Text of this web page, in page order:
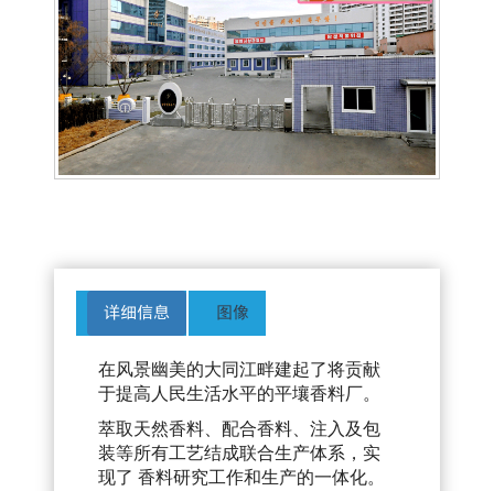
详细信息 图像
在风景幽美的大同江畔建起了将贡献
于提高人民生活水平的平壤香料厂。
萃取天然香料、配合香料、注入及包
装等所有工艺结成联合生产体系，实
现了 香料研究工作和生产的一体化。